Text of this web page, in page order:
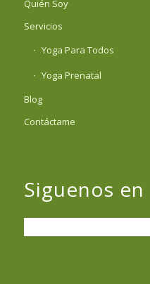
Quién Soy
Servicios
Yoga Para Todos
Yoga Prenatal
Blog
Contáctame
Siguenos